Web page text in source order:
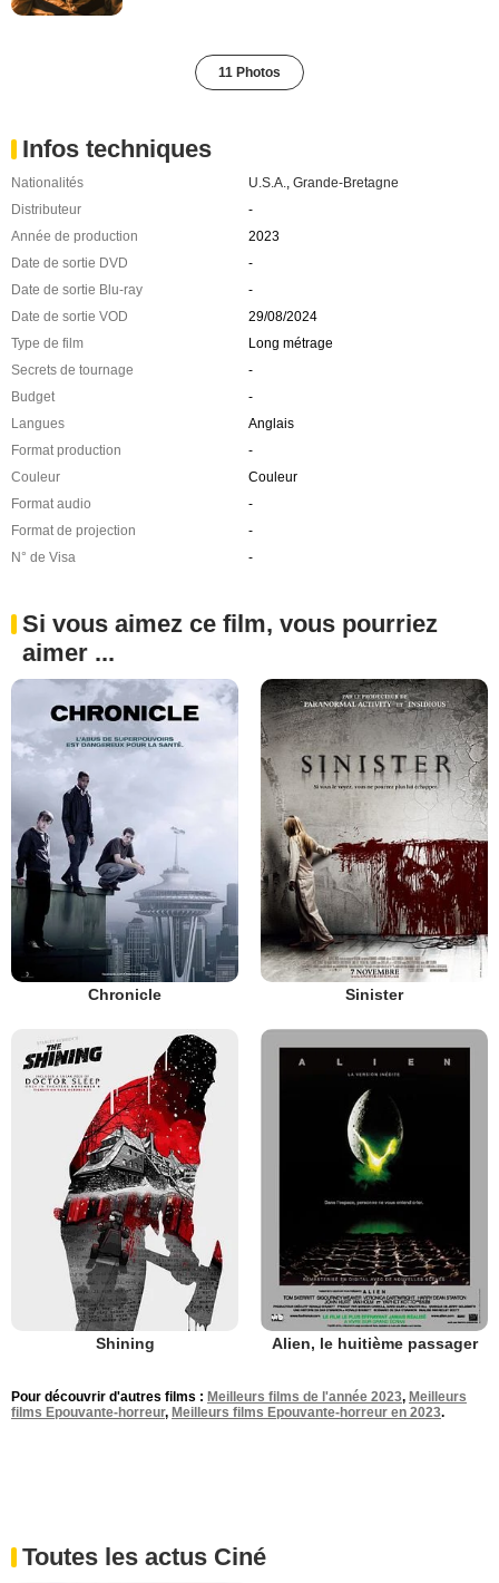
11 Photos
Infos techniques
Nationalités U.S.A., Grande-Bretagne
Distributeur
-
Année de production
2023
Date de sortie DVD
-
Date de sortie Blu-ray
-
Date de sortie VOD
29/08/2024
Type de film
Long métrage
Secrets de tournage
-
Budget
-
Langues
Anglais
Format production
-
Couleur
Couleur
Format audio
-
Format de projection
-
N° de Visa
-
Si vous aimez ce film, vous pourriez
aimer ...
Chronicle Sinister
Shining Alien, le huitième passager
Pour découvrir d'autres films : Meilleurs films de l'année 2023, Meilleurs
films Epouvante-horreur, Meilleurs films Epouvante-horreur en 2023.
Toutes les actus Ciné